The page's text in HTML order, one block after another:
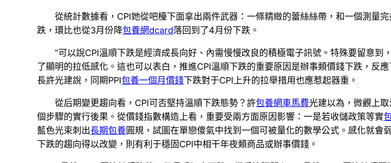
從統計數據看，CPI她從吧檯下面拿出兩件武器：一條精緻的蕾絲絲帶，和一個測量
跌，環比也從3月份降包養網dcard落回到了4月份下跌。
“可以說CPI溫順下跌是經濟成長向好、內需慢慢改良的積極電子訊號。特殊要留意
了顯明的拉低感化。這也可以表白，推進CPI溫順下跌的重要原因是辦事類價錢下跌，反
長許光建說，同期PPI包養一個月價錢下跌對于CPI上升的拉舉措用也應惹起器重。
從后期變更趨向看，CPI可否堅持溫順下跌態勢？許包養網車馬費光建以為，微觀上
個步驟的實行後果。從價錢指數構造上看，重要受兩方面原因影響：一是若收儲政策等實
藍色光束刺出長期包養圓規，試圖在單戀傻氣中找到一個可被量化的數學公式。感化就會
下跌的趨向得以改變，則有利于穩固CPI中相干年夜類商品或辦事價錢。